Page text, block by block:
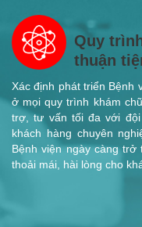
Quy
thuận
Xác định phát triển Bệnh
ở mọi quy trình khám
trợ, tư vấn tối đa với
khách hàng chuyên
Bệnh viện ngày càng trở